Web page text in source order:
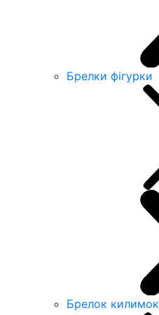
Брелки фігурки
Брелок килимок